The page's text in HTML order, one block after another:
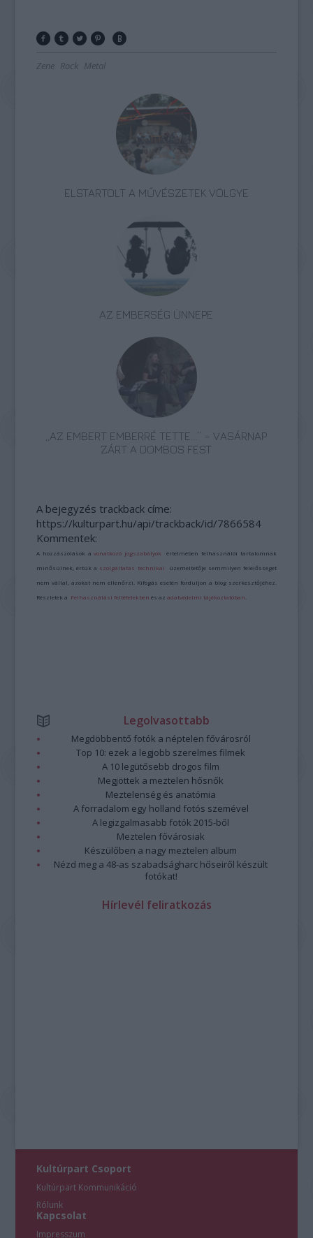
Zene Rock Metal
ELSTARTOLT A MŰVÉSZETEK VÖLGYE
AZ EMBERSÉG ÜNNEPE
„AZ EMBERT EMBERRÉ TETTE…” – VASÁRNAP
ZÁRT A DOMBOS FEST
A bejegyzés trackback címe:
https://kulturpart.hu/api/trackback/id/7866584
Kommentek:
A hozzászólások avonatkozó jogszabályok értelmében felhasználói tartalomnak
minősülnek, értük a szolgáltatás technikai üzemeltetője semmilyen felelősséget
nem vállal, azokat nem ellenőrzi. Kifogás esetén forduljon a blog szerkesztőjéhez.
Részletek a Felhasználási feltételekben és azadatvédelmi tájékoztatóban
Legolvasottabb
Megdöbbentő fotók a néptelen fővárosról
Top 10: ezek a legjobb szerelmes filmek
A 10 legütősebb drogos film
Megjöttek a meztelen hősnők
Meztelenség és anatómia
A forradalom egy holland fotós szemével
A legizgalmasabb fotók 2015-ből
Meztelen fővárosiak
Készülőben a nagy meztelen album
Nézd meg a 48-as szabadságharc hőseiről készült
fotókat!
Hírlevél feliratkozás
Kultúrpart Csoport
Kultúrpart Kommunikáció
Rólunk
Kapcsolat
Impresszum